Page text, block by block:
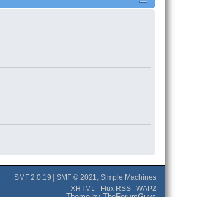
SMF 2.0.19 SMF © 2021, Simple Machines
XHTML
Flux RSS
WAP2